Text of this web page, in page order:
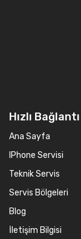
Hızlı Bağlantı
Ana Sayfa
IPhone Servisi
Teknik Servis
Servis Bölgeleri
Blog
İletişim Bilgisi